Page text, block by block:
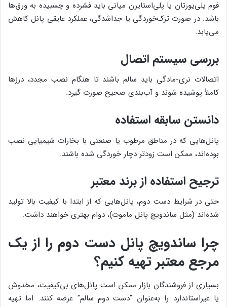
فوم پلی‌یورتان یا پلی‌استایرن میانی باید فشرده و چسبیده به ورق‌ها
باشد. در صورت ترک‌خوردگی یا جداشدگی، عملکرد عایقی پانل کاهش
می‌یابد.
بررسی سیستم اتصال
اتصالات نری-مادگی باید سالم باشند تا هنگام نصب مجدد، درزها
کاملاً پوشیده شوند و آب‌بندی صحیح صورت گیرد.
دانستن سابقه استفاده
پانل‌هایی که در مناطق مرطوب یا صنعتی با بخارات شیمیایی نصب
بوده‌اند، ممکن است زودتر دچار خوردگی شده باشند.
ترجیح استفاده از برند معتبر
حتی در شرایط دست دوم، پانل‌هایی که از ابتدا با کیفیت بالا تولید
شده‌اند (مثل ساندویچ پانل ماموت)، دوام بهتری خواهند داشت.
چرا ساندویچ پانل دست دوم را از یک
مرجع معتبر تهیه کنیم؟
بسیاری از فروشندگان بازار ممکن است پانل‌های بی‌کیفیت، مخدوش
یا غیراستاندارد را به‌عنوان “دست دوم سالم” عرضه کنند. اما تهیه